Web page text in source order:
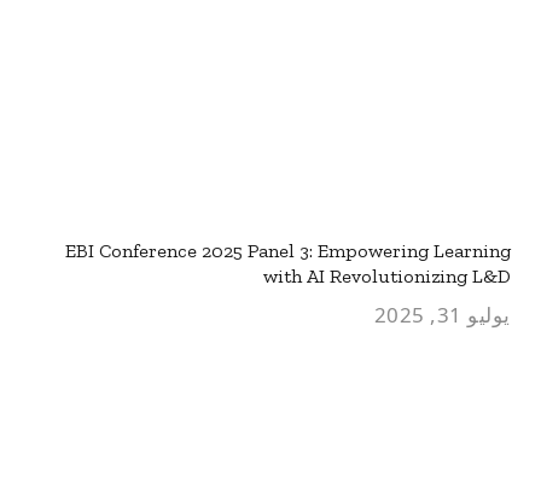
EBI Conference 2025 Panel 3: Empowering Learning
with AI Revolutionizing L&D
يوليو 31, 2025